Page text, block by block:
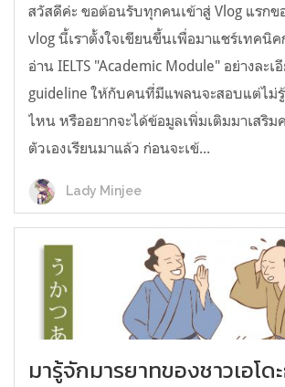
สวัสดีค่ะ ขอต้อนรับทุกคนเข้าสู่ Vlog แรกข
vlog นี้เราตั้งใจเขียนขึ้นเพื่อมาแชร์เทคนิค
อ่าน IELTS "Academic Module" อย่างละเ
guideline ให้กับคนที่มีแพลนจะสอบแต่ไม่รู้
ไหน หรืออยากจะได้ข้อมูลเพิ่มเติมมาเสริม
ตัวเองเรียนมาแล้ว ก่อนจะเข้...
Lady Minjee
มารู้จักมารยาทของชาวเอโด